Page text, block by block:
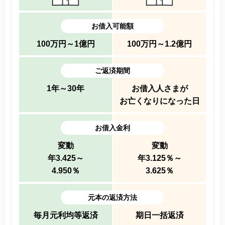
お借入可能額
100万円～1億円 100万円～1.2億円
ご返済期間
1年～30年
お借入人さまが
お亡くなりになった日
お借入金利
変動
年3.425～
4.950％
変動
年3.125％～
3.625％
元本の返済方法
毎月元利均等返済 期日一括返済